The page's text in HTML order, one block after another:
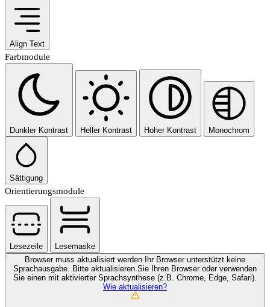
Align Text
Farbmodule
Dunkler Kontrast Heller Kontrast Hoher Kontrast Monochrom
Sättigung
Orientierungsmodule
Lesezeile
Lesemaske
Browser muss aktualisiert werden
Ihr Browser unterstützt keine
Sprachausgabe. Bitte aktualisieren Sie Ihren Browser oder verwenden
Sie einen mit aktivierter Sprachsynthese (z.B. Chrome, Edge, Safari).
Wie aktualisieren?